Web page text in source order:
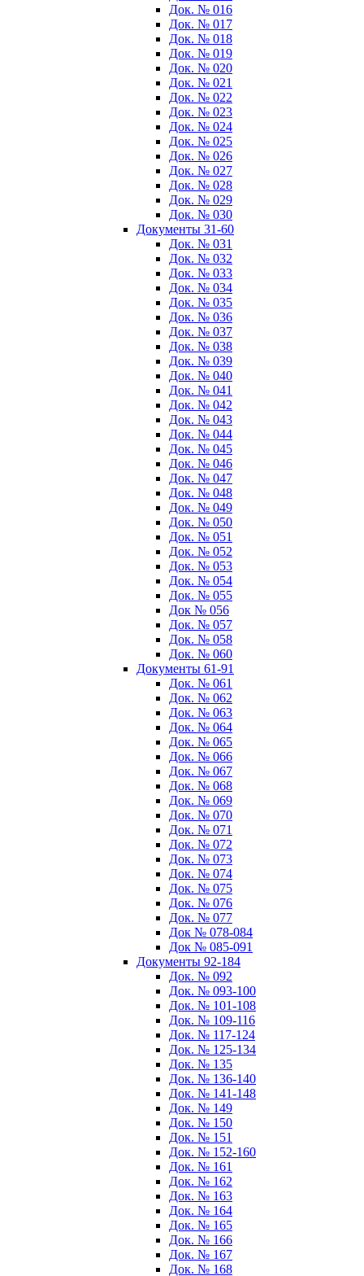
Док. № 016
Док. № 017
Док. № 018
Док. № 019
Док. № 020
Док. № 021
Док. № 022
Док. № 023
Док. № 024
Док. № 025
Док. № 026
Док. № 027
Док. № 028
Док. № 029
Док. № 030
Документы 31-60
Док. № 031
Док. № 032
Док. № 033
Док. № 034
Док. № 035
Док. № 036
Док. № 037
Док. № 038
Док. № 039
Док. № 040
Док. № 041
Док. № 042
Док. № 043
Док. № 044
Док. № 045
Док. № 046
Док. № 047
Док. № 048
Док. № 049
Док. № 050
Док. № 051
Док. № 052
Док. № 053
Док. № 054
Док. № 055
Док № 056
Док. № 057
Док. № 058
Док. № 060
Документы 61-91
Док. № 061
Док. № 062
Док. № 063
Док. № 064
Док. № 065
Док. № 066
Док. № 067
Док. № 068
Док. № 069
Док. № 070
Док. № 071
Док. № 072
Док. № 073
Док. № 074
Док. № 075
Док. № 076
Док. № 077
Док № 078-084
Док № 085-091
Документы 92-184
Док. № 092
Док. № 093-100
Док. № 101-108
Док. № 109-116
Док. № 117-124
Док. № 125-134
Док. № 135
Док. № 136-140
Док. № 141-148
Док. № 149
Док. № 150
Док. № 151
Док. № 152-160
Док. № 161
Док. № 162
Док. № 163
Док. № 164
Док. № 165
Док. № 166
Док. № 167
Док. № 168